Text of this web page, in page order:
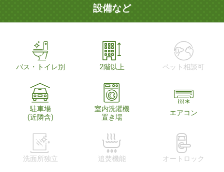
設備など
バス・トイレ別 2階以上 ペット相談可
駐車場
(近隣含)
室内洗濯機
置き場
エアコン
洗面所独立 追焚機能 オートロック